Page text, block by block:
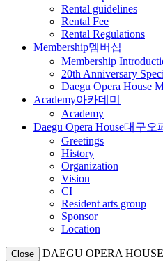
Rental guidelines
Rental Fee
Rental Regulations
Membership멤버십
Membership
20th Anniversary
Daegu Opera House
Academy아카데미
Academy
Daegu Opera House대구오
Greetings
History
Organization
Vision
CI
Resident arts group
Sponsor
Location
Close DAEGU OPERA HOUSE